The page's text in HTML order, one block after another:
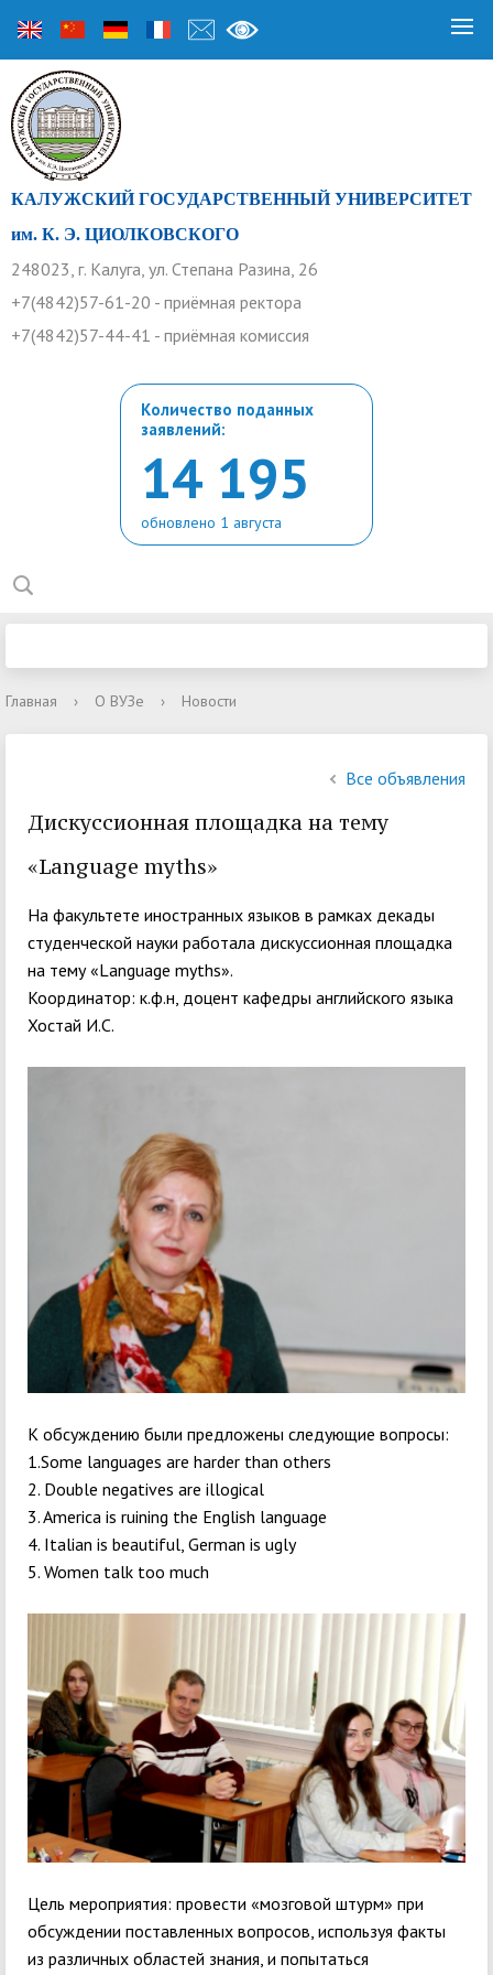
КАЛУЖСКИЙ ГОСУДАРСТВЕННЫЙ УНИВЕРСИТЕТ
им. К. Э. ЦИОЛКОВСКОГО
248023, г. Калуга, ул. Степана Разина, 26
+7(4842)57-61-20 - приёмная ректора
+7(4842)57-44-41 - приёмная комиссия
Количество поданных
заявлений:
14 195
обновлено 1 августа
Главная › О ВУЗе › Новости
Все объявления
Дискуссионная площадка на тему
«Language myths»
На факультете иностранных языков в рамках декады
студенческой науки работала дискуссионная площадка
на тему «Language myths».
Координатор: к.ф.н, доцент кафедры английского языка
Хостай И.С.
К обсуждению были предложены следующие вопросы:
1.Some languages are harder than others
2. Double negatives are illogical
3. America is ruining the English language
4. Italian is beautiful, German is ugly
5. Women talk too much
Цель мероприятия: провести «мозговой штурм» при
обсуждении поставленных вопросов, используя факты
из различных областей знания, и попытаться